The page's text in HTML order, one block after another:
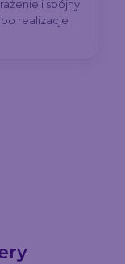
i spójny
realizacje